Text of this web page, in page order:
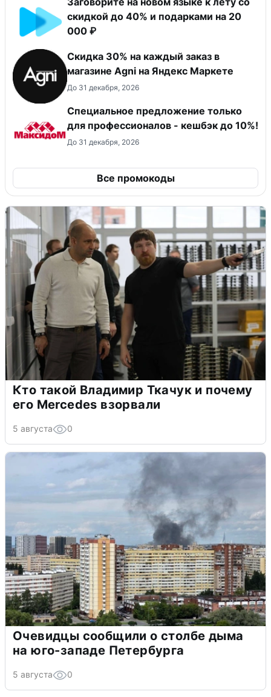
скидкой до 40% и подарками на 20
000 ₽
Скидка 30% на каждый заказ в
магазине Agni на Яндекс Маркете
До 31 декабря, 2026
Специальное предложение только
для профессионалов - кешбэк до 10%!
До 31 декабря, 2026
Все промокоды
Кто такой Владимир Ткачук и почему
его Mercedes взорвали
5 августа 0
Очевидцы сообщили о столбе дыма
на юго-западе Петербурга
5 августа 0